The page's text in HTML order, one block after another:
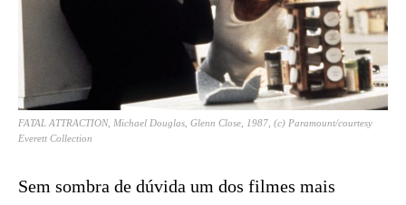
FATAL ATTRACTION, Michael Douglas, Glenn Close, 1987, (c) Paramount/courtesy
Everett Collection
Sem sombra de dúvida um dos filmes mais